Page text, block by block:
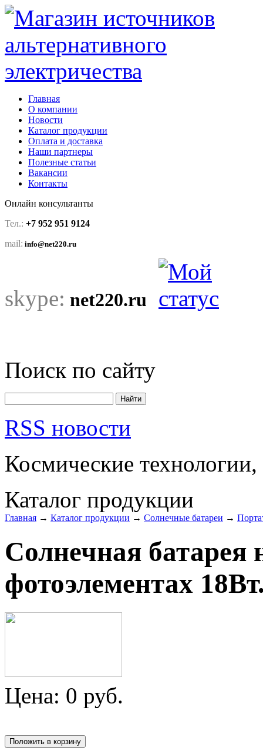
Главная
О компании
Новости
Каталог продукции
Оплата и доставка
Наши партнеры
Полезные статьи
Вакансии
Контакты
Онлайн консультанты
Тел.: +7 952 951 9124
mail: info@net220.ru
skype: net220.ru
Поиск по сайту
RSS новости
Космические технологии,
Каталог продукции
Главная → Каталог продукции → Солнечные батареи →
Солнечная батарея
фотоэлементах
Цена: 0 руб.